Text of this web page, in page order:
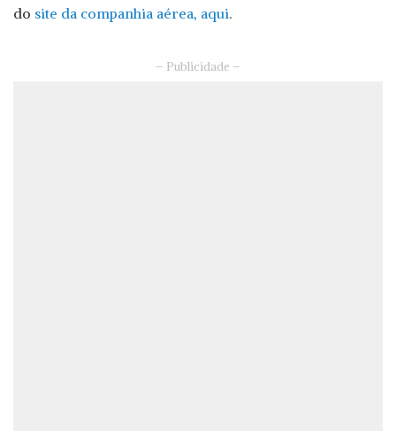
do site da companhia aérea, aqui.
– Publicidade –